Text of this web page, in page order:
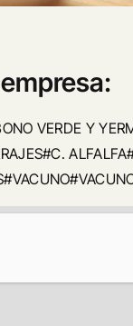
VERDE Y